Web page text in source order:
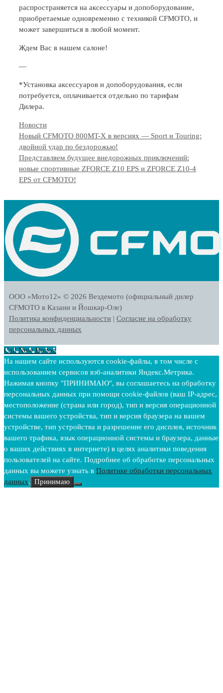
распространяется на аксессуары и допоборудование,
приобретаемые одновременно с техникой CFMOTO, и
может завершиться в любой момент.
Ждем Вас в нашем салоне!
—
*Установка аксессуаров и допоборудования, если
потребуется, оплачивается отдельно по тарифам
Дилера.
Categories
Новости
Новый CFMOTO 800MT-X в версиях — Sport и Touring:
двойной удар по бездорожью!
Представляем будущее внедорожных приключений:
новые спортивные ZFORCE Z10 EPS и ZFORCE Z10-4
EPS от CFMOTO!
ООО «Мото12» © 2026 Вездемото (официальный дилер
CFMOTO в Казани и Йошкар-Оле)
Политика конфиденциальности | Согласие на обработку
персональных данных
Call Now Button
На нашем сайте используются cookie-файлы, в том числе с
использованием сервисов вэб-аналитики Яндекс.Метрика.
Нажимая кнопку "ПРИНИМАЮ", вы соглашаетесь на обработку
персональных данных при помощи cookie-файлов (ваш IP-адрес,
местоположение (страна или город), тип и версия операционной
системы вашего устройства, тип и версия браузера на вашем
устройстве, тип устройства и разрешение его дисплея, источник
вашего трафика, язык операционной системы и браузера, данные
о ваших действиях в интернете) в целях аналитики поведения
пользователей на сайте. Подробнее об обработке персональных
данных вы можете узнать в Политике обработки персональных
данных. Принимаю